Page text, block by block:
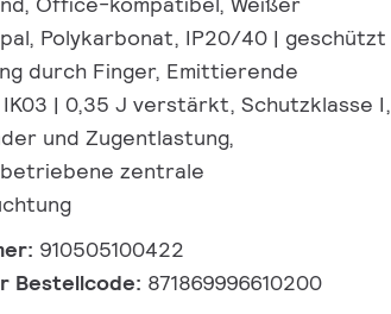
Polykarbonat, IP20/40 | geschützt
durch Finger, Emittierende
| 0,35 J verstärkt, Schutzklasse I,
und Zugentlastung,
zentrale
910505100422
Bestellcode: 871869996610200